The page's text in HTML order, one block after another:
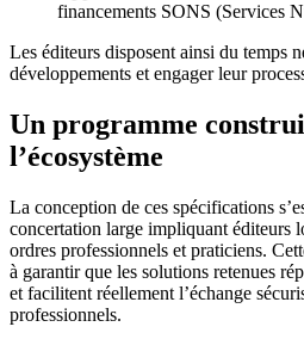
financements SONS (Services
Les éditeurs disposent ainsi du temps
développements et engager leur
Un programme
l’écosystème
La conception de ces spécifications
concertation large impliquant éditeurs
ordres professionnels et praticiens.
à garantir que les solutions retenues
et facilitent réellement l’échange
professionnels.